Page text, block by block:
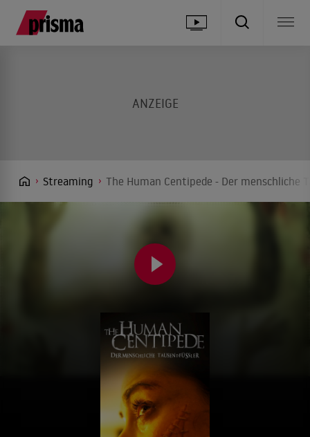
Streaming The Human Centipede - Der